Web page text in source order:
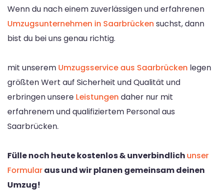
Wenn du nach einem zuverlässigen und erfahrenen
Umzugsunternehmen in Saarbrücken suchst, dann
bist du bei uns genau richtig.
mit unserem Umzugsservice aus Saarbrücken legen
größten Wert auf Sicherheit und Qualität und
erbringen unsere Leistungen daher nur mit
erfahrenem und qualifiziertem Personal aus
Saarbrücken.
Fülle noch heute kostenlos & unverbindlich unser
Formularaus und wir planen gemeinsam deinen
Umzug!